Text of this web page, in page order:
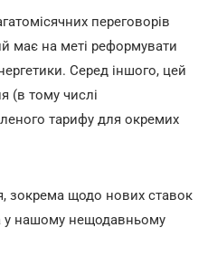
переговорів
має на меті реформувати
Серед іншого, цей
(в тому числі
тарифу для окремих
зокрема щодо нових ставок
у нашому нещодавньому